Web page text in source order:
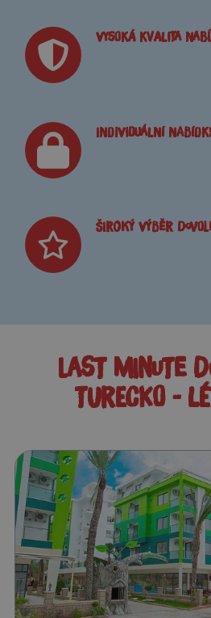
VYSOKÁ KVALITA
Individuální
Široký výběr
LAST MINUTE
TURECKO -